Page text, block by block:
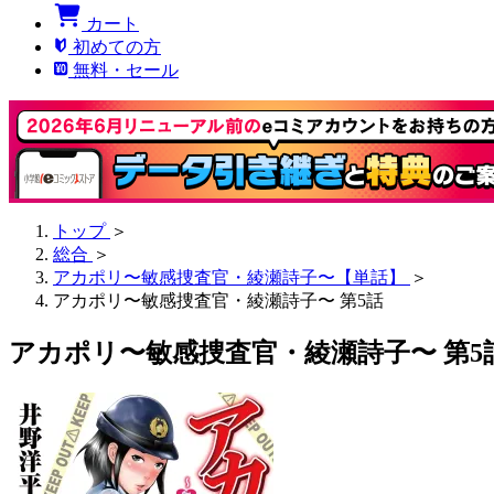
カート
初めての方
無料・セール
トップ ＞
総合 ＞
アカポリ〜敏感捜査官・綾瀬詩子〜【単話】
＞
アカポリ〜敏感捜査官・綾瀬詩子〜 第5話
アカポリ〜敏感捜査官・綾瀬詩子〜 第5